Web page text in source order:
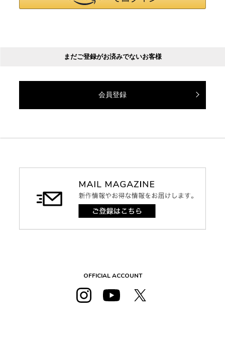
まだご登録がお済みでないお客様
会員登録
OFFICIAL ACCOUNT